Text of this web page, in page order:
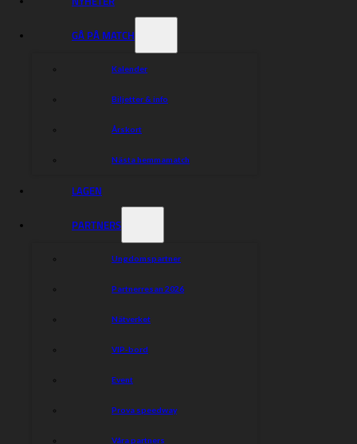
GÅ PÅ MATCH
Kalender
Biljetter & info
Årskort
Nästa hemmamatch
LAGEN
PARTNERS
Ungdomspartner
Partnerresan 2026
Nätverket
VIP-bord
Event
Prova speedway
Våra partners